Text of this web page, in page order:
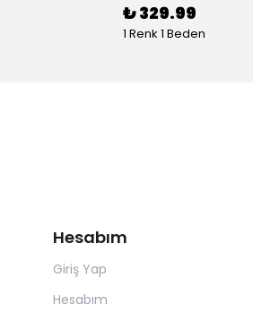
₺ 329.99
1 Renk 1 Beden
Hesabım
Giriş Yap
Hesabım